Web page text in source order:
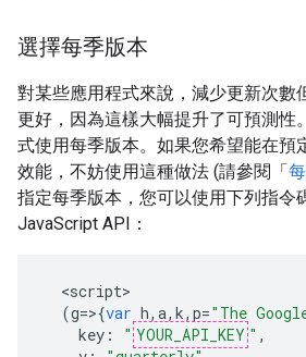
選擇每季版本
對某些應用程式來說，減少更新次數
更好，因為這樣大幅提升了可預測性
式使用每季版本。如果您希望能在預
效能，不妨使用這種做法 (請參閱「
指定每季版本，您可以使用下列指令
JavaScript API：
<script
(g=>{var h, a, k, p="The
key : " YOUR_API_KEY " ,